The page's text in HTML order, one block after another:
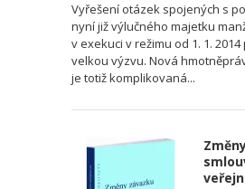
Vyřešení otázek spojených s
nyní již výlučného majetku
v exekuci v režimu od 1. 1.
velkou výzvu. Nová
je totiž komplikovaná...